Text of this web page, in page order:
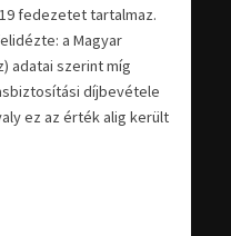
fedezetet tartalmaz.
a Magyar
adatai szerint míg
díjbevétele
ez az érték alig került